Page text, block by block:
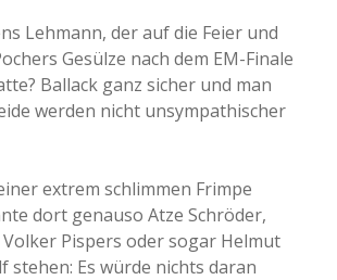
Lehmann, der auf die Feier und
Gesülze nach dem EM-Finale
Ballack ganz sicher und man
werden nicht unsympathischer
extrem schlimmen Frimpe
dort genauso Atze Schröder,
Pispers oder sogar Helmut
stehen: Es würde nichts daran